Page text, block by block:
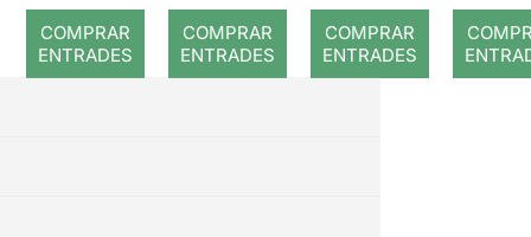
COMPRAR
ENTRADES
COMPRAR
ENTRADES
COMPRAR
ENTRADES